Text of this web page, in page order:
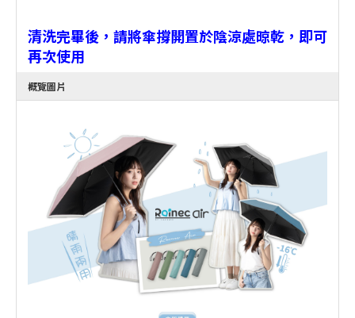
清洗完畢後，請將傘撐開置於陰涼處晾乾，即可
再次使用
概覽圖片